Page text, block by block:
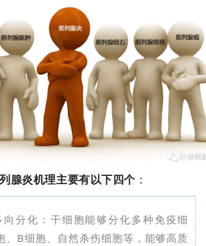
腺炎机理主要有以下四个 ：
分化：干细胞能够分化多种免疫细
、B细胞、自然杀伤细胞等，能够高质